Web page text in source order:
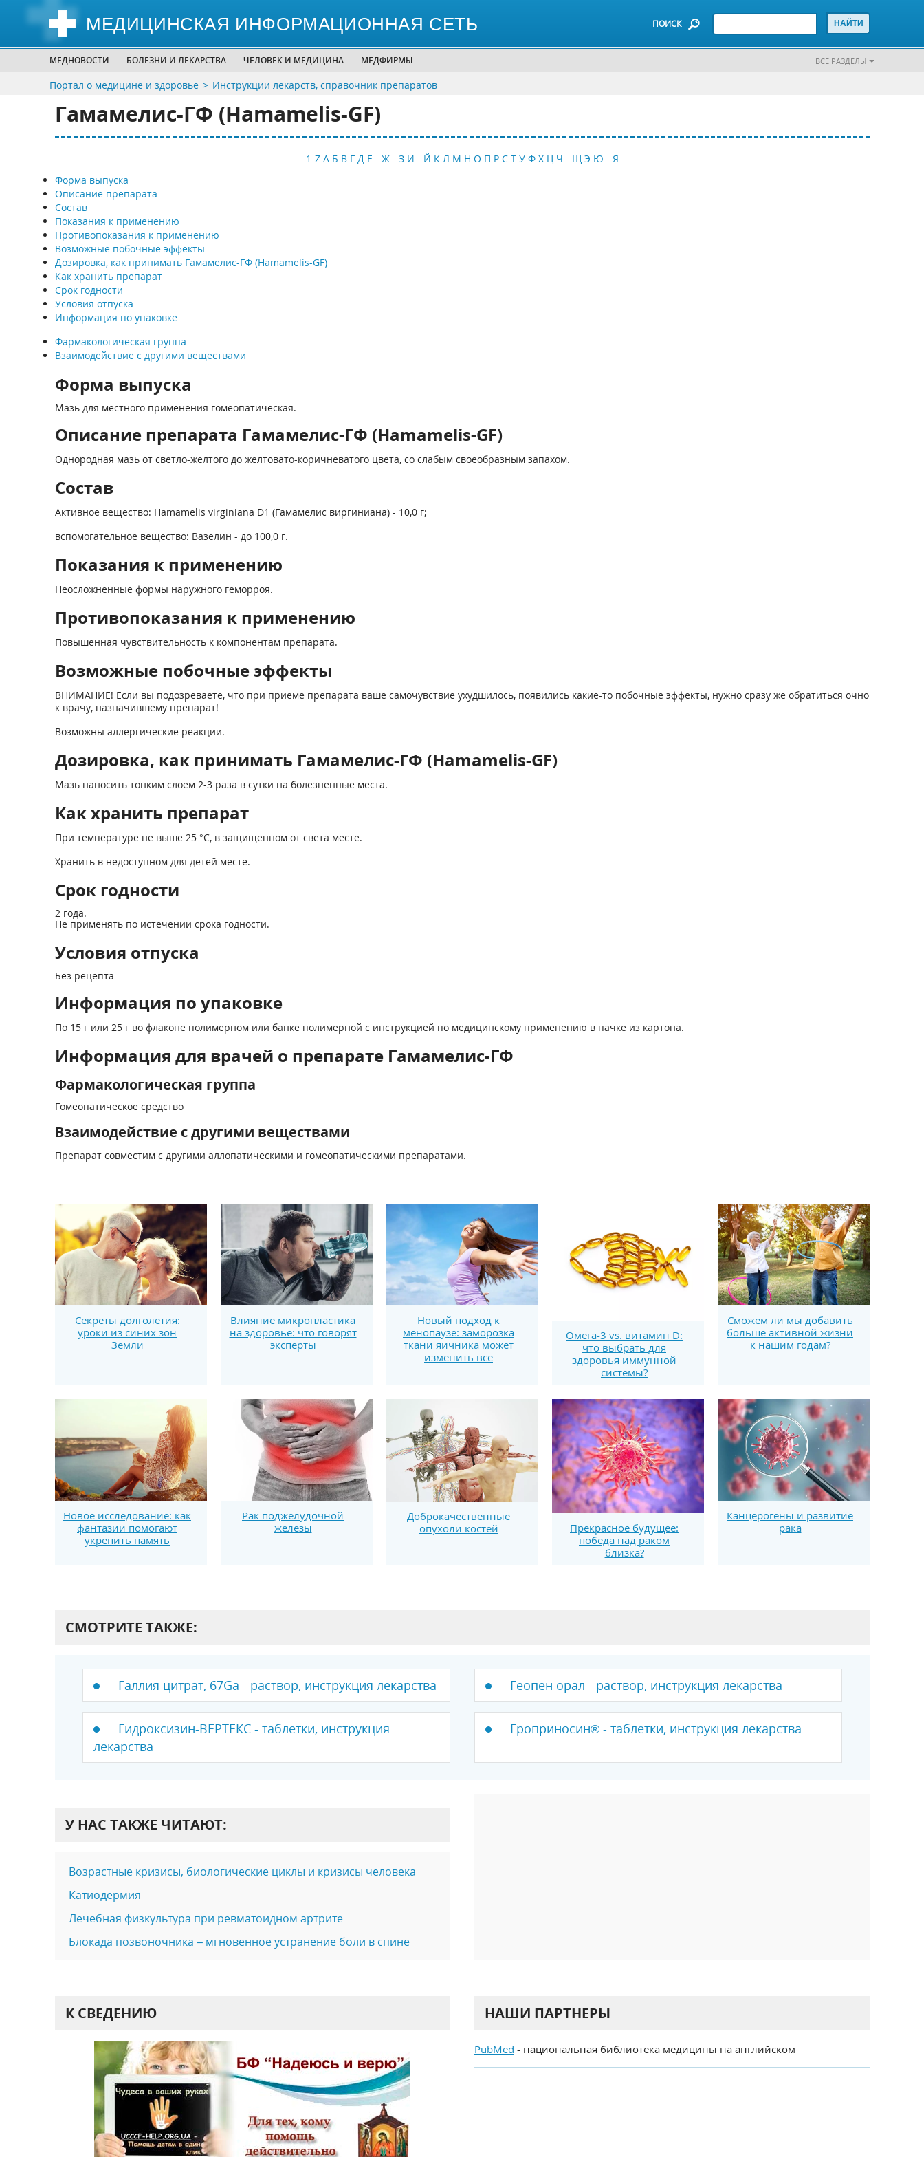
МЕДИЦИНСКАЯ ИНФОРМАЦИОННАЯ СЕТЬ ПОИСК
МЕДНОВОСТИ БОЛЕЗНИ И ЛЕКАРСТВА ЧЕЛОВЕК И МЕДИЦИНА МЕДФИРМЫ ВСЕ РАЗДЕЛЫ
Портал о медицине и здоровье Инструкции лекарств, справочник препаратов
Гамамелис-ГФ (Hamamelis-GF)
1-Z А Б В Г Д Е - Ж - З И - Й К Л М Н О П Р С Т У Ф Х Ц Ч - Щ Э Ю - Я
Форма выпуска
Описание препарата
Состав
Показания к применению
Противопоказания к применению
Возможные побочные эффекты
Дозировка, как принимать Гамамелис-ГФ (Hamamelis-GF)
Как хранить препарат
Срок годности
Условия отпуска
Информация по упаковке
Фармакологическая группа
Взаимодействие с другими веществами
Форма выпуска
Мазь для местного применения гомеопатическая.
Описание препарата Гамамелис-ГФ (Hamamelis-GF)
Однородная мазь от светло-желтого до желтовато-коричневатого цвета, со слабым своеобразным запахом.
Состав
Активное вещество: Hamamelis virginiana D1 (Гамамелис виргиниана) - 10,0 г;
вспомогательное вещество: Вазелин - до 100,0 г.
Показания к применению
Неосложненные формы наружного геморроя.
Противопоказания к применению
Повышенная чувствительность к компонентам препарата.
Возможные побочные эффекты
ВНИМАНИЕ! Если вы подозреваете, что при приеме препарата ваше самочувствие ухудшилось, появились какие-то побочные эффекты, нужно сразу же обратиться очно
к врачу, назначившему препарат!
Возможны аллергические реакции.
Дозировка, как принимать Гамамелис-ГФ (Hamamelis-GF)
Мазь наносить тонким слоем 2-3 раза в сутки на болезненные места.
Как хранить препарат
При температуре не выше 25 °С, в защищенном от света месте.
Хранить в недоступном для детей месте.
Срок годности
2 года.
Не применять по истечении срока годности.
Условия отпуска
Без рецепта
Информация по упаковке
По 15 г или 25 г во флаконе полимерном или банке полимерной с инструкцией по медицинскому применению в пачке из картона.
Информация для врачей о препарате Гамамелис-ГФ
Фармакологическая группа
Гомеопатическое средство
Взаимодействие с другими веществами
Препарат совместим с другими аллопатическими и гомеопатическими препаратами.
Секреты долголетия:
уроки из синих зон
Земли
Влияние микропластика
на здоровье: что говорят
эксперты
Новый подход к
менопаузе: заморозка
ткани яичника может
изменить все
Омега-3 vs. витамин D:
что выбрать для
здоровья иммунной
системы?
Сможем ли мы добавить
больше активной жизни
к нашим годам?
Новое исследование: как
фантазии помогают
укрепить память
Рак поджелудочной
железы
Доброкачественные
опухоли костей
Прекрасное будущее:
победа над раком
близка?
Канцерогены и развитие
рака
СМОТРИТЕ ТАКЖЕ:
Галлия цитрат, 67Ga - раствор, инструкция лекарства Геопен орал - раствор, инструкция лекарства
Гидроксизин-ВЕРТЕКС - таблетки, инструкция
лекарства
Гроприносин® - таблетки, инструкция лекарства
У НАС ТАКЖЕ ЧИТАЮТ:
Возрастные кризисы, биологические циклы и кризисы человека
Катиодермия
Лечебная физкультура при ревматоидном артрите
Блокада позвоночника – мгновенное устранение боли в спине
К СВЕДЕНИЮ НАШИ ПАРТНЕРЫ
PubMed - национальная библиотека медицины на английском